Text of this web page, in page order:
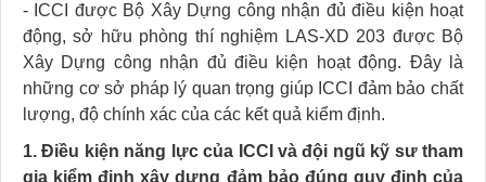
- ICCI được Bộ Xây Dựng công nhận đủ điều kiện hoạt
động, sở hữu phòng thí nghiệm LAS-XD 203 được Bộ
Xây Dựng công nhận đủ điều kiện hoạt động. Đây là
những cơ sở pháp lý quan trọng giúp ICCI đảm bảo chất
lượng, độ chính xác của các kết quả kiểm định.
1. Điều kiện năng lực của ICCI và đội ngũ kỹ sư tham
gia kiểm định xây dựng đảm bảo đúng quy định của